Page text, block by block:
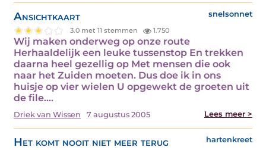
Ansichtkaart snelsonnet
3.0 met 11 stemmen 1.750
Wij maken onderweg op onze route
Herhaaldelijk een leuke tussenstop En trekken
daarna heel gezellig op Met mensen die ook
naar het Zuiden moeten. Dus doe ik in ons
huisje op vier wielen U opgewekt de groeten uit
de file.…
Driek van Wissen 7 augustus 2005 Lees meer >
Het komt nooit niet meer terug hartenkreet